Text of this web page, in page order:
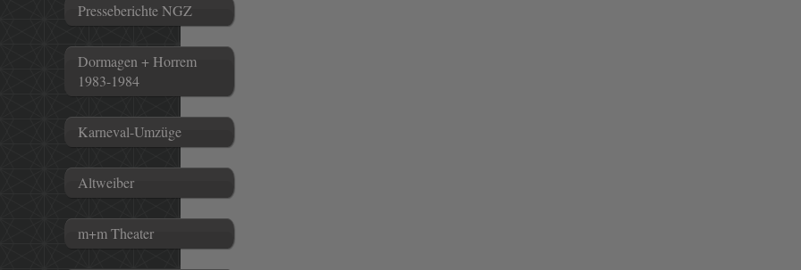
Presseberichte NGZ
Dormagen + Horrem
1983-1984
Karneval-Umzüge
Altweiber
m+m Theater